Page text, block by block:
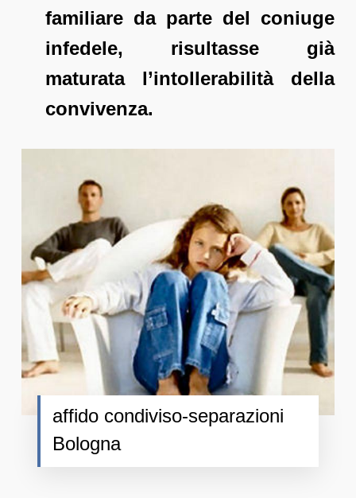
familiare da parte del coniuge
infedele, risultasse già
maturata l’intollerabilità della
convivenza.
affido condiviso-separazioni
Bologna